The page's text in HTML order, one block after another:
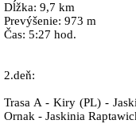
Dĺžka: 9,7 km
Prevýšenie: 973 m
Čas: 5:27 hod.
2.deň:
Trasa A - Kiry (PL) -
Ornak - Jaskinia